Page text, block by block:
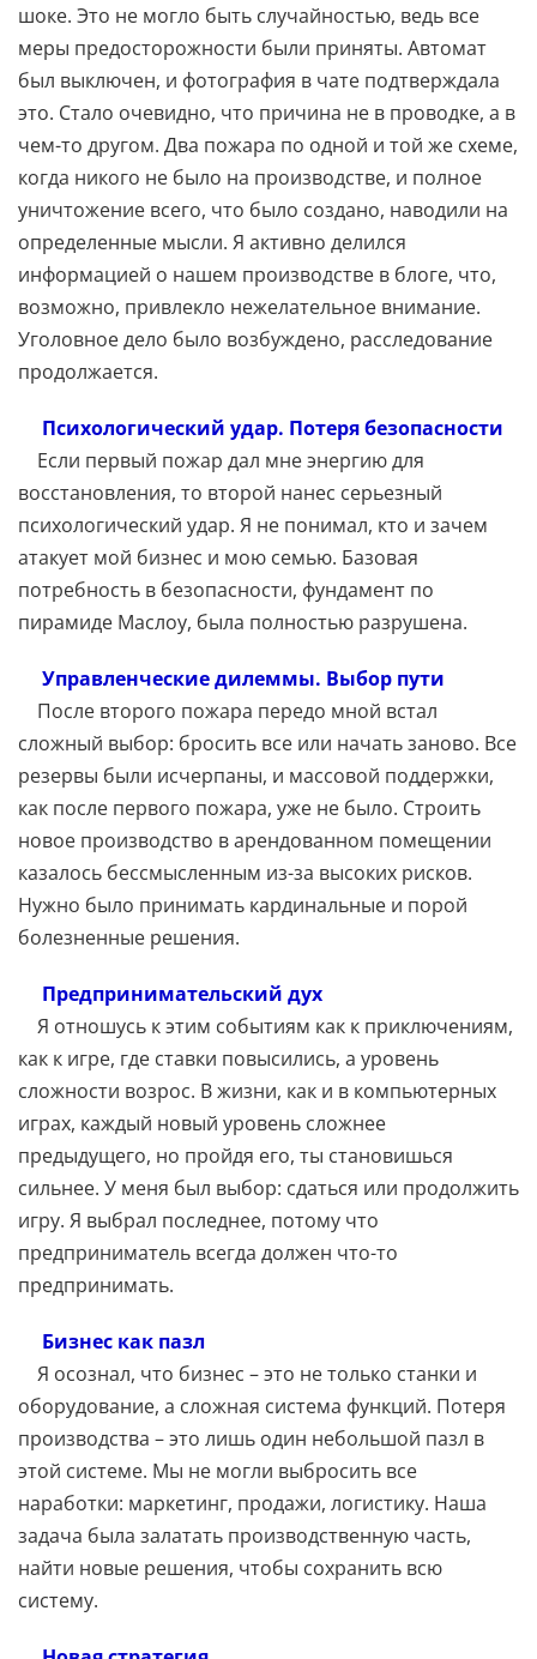
шоке. Это не могло быть случайностью, ведь все
меры предосторожности были приняты. Автомат
был выключен, и фотография в чате подтверждала
это. Стало очевидно, что причина не в проводке, а в
чем-то другом. Два пожара по одной и той же схеме,
когда никого не было на производстве, и полное
уничтожение всего, что было создано, наводили на
определенные мысли. Я активно делился
информацией о нашем производстве в блоге, что,
возможно, привлекло нежелательное внимание.
Уголовное дело было возбуждено, расследование
продолжается.
Психологический удар. Потеря безопасности
Если первый пожар дал мне энергию для
восстановления, то второй нанес серьезный
психологический удар. Я не понимал, кто и зачем
атакует мой бизнес и мою семью. Базовая
потребность в безопасности, фундамент по
пирамиде Маслоу, была полностью разрушена.
Управленческие дилеммы. Выбор пути
После второго пожара передо мной встал
сложный выбор: бросить все или начать заново. Все
резервы были исчерпаны, и массовой поддержки,
как после первого пожара, уже не было. Строить
новое производство в арендованном помещении
казалось бессмысленным из-за высоких рисков.
Нужно было принимать кардинальные и порой
болезненные решения.
Предпринимательский дух
Я отношусь к этим событиям как к приключениям,
как к игре, где ставки повысились, а уровень
сложности возрос. В жизни, как и в компьютерных
играх, каждый новый уровень сложнее
предыдущего, но пройдя его, ты становишься
сильнее. У меня был выбор: сдаться или продолжить
игру. Я выбрал последнее, потому что
предприниматель всегда должен что-то
предпринимать.
Бизнес как пазл
Я осознал, что бизнес – это не только станки и
оборудование, а сложная система функций. Потеря
производства – это лишь один небольшой пазл в
этой системе. Мы не могли выбросить все
наработки: маркетинг, продажи, логистику. Наша
задача была залатать производственную часть,
найти новые решения, чтобы сохранить всю
систему.